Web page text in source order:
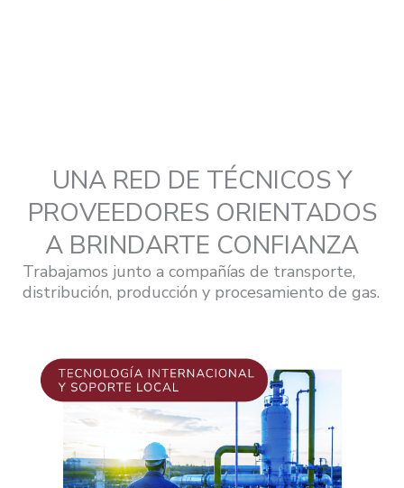
UNA RED DE TÉCNICOS Y
PROVEEDORES ORIENTADOS
A BRINDARTE CONFIANZA
Trabajamos junto a compañías de transporte,
distribución, producción y procesamiento de gas.